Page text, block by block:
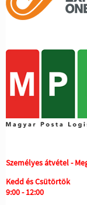
Személyes átvétel -
Kedd és Csütörtök
9:00 - 12:00